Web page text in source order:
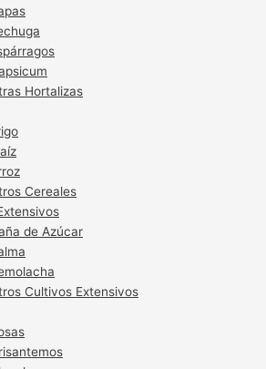
Hortalizas
Cereales
de Azúcar
Cultivos Extensivos